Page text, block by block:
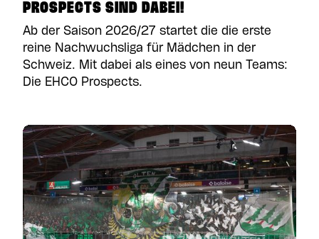
PROSPECTS SIND DABEI!
Ab der Saison 2026/27 startet die die erste
reine Nachwuchsliga für Mädchen in der
Schweiz. Mit dabei als eines von neun Teams:
Die EHCO Prospects.